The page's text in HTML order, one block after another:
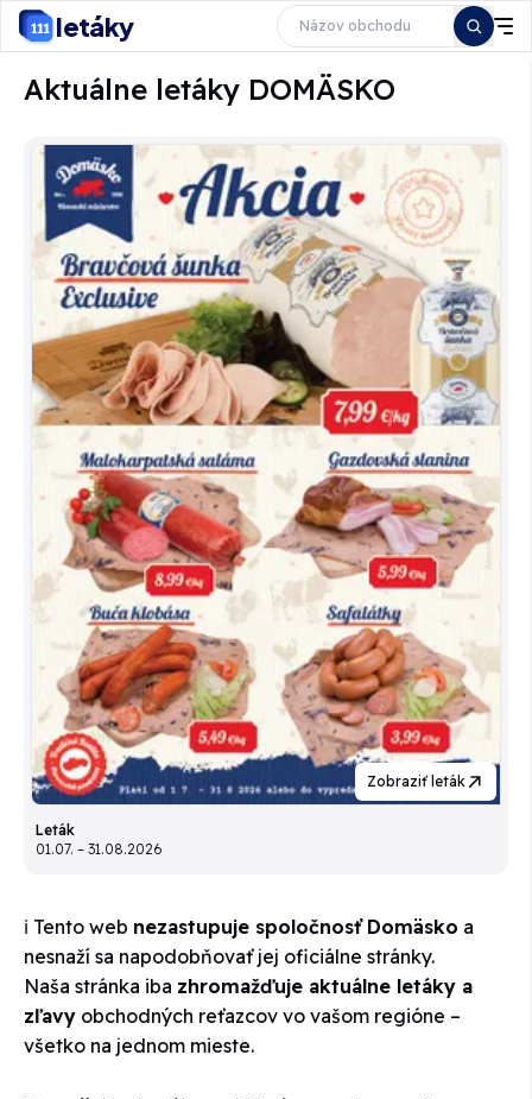
letáky
Aktuálne letáky DOMÄSKO
Zobraziť leták
Leták
01.07. – 31.08.2026
ℹ️ Tento web nezastupuje spoločnosť Domäsko a
nesnaží sa napodobňovať jej oficiálne stránky.
Naša stránka iba zhromažďuje aktuálne letáky a
zľavy obchodných reťazcov vo vašom regióne –
všetko na jednom mieste.